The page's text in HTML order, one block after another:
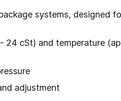
systems, designed
cSt) and temperature
adjustment